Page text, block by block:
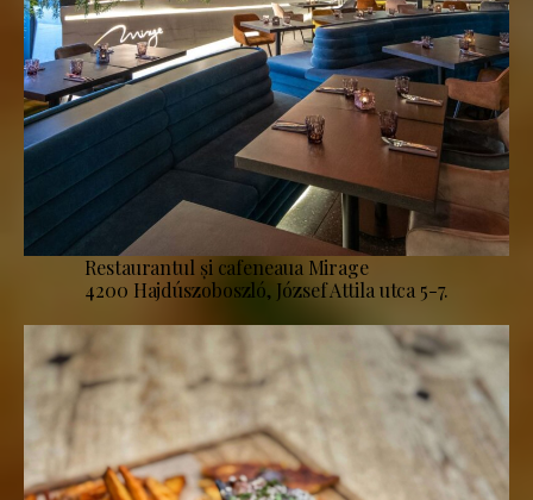
Restaurantul și cafeneaua Mirage
4200 Hajdúszoboszló, József Attila utca 5-7.